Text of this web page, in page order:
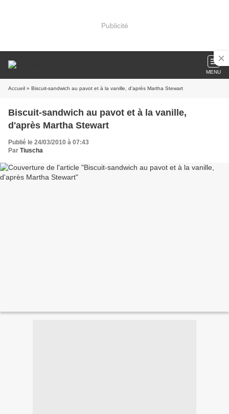
Publicité
MENU
Accueil » Biscuit-sandwich au pavot et à la vanille, d'après Martha Stewart
Biscuit-sandwich au pavot et à la vanille,
d'après Martha Stewart
Publié le 24/03/2010 à 07:43
Par Tiuscha